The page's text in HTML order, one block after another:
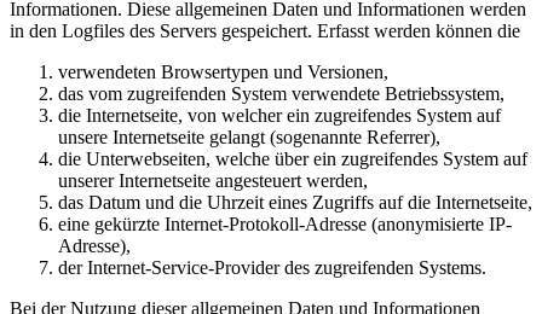
Informationen. Diese allgemeinen Daten und Informationen werden
in den Logfiles des Servers gespeichert. Erfasst werden können die
verwendeten Browsertypen und Versionen,
das vom zugreifenden System verwendete Betriebssystem,
die Internetseite, von welcher ein zugreifendes System auf
unsere Internetseite gelangt (sogenannte Referrer),
die Unterwebseiten, welche über ein zugreifendes System auf
unserer Internetseite angesteuert werden,
das Datum und die Uhrzeit eines Zugriffs auf die Internetseite,
eine gekürzte Internet-Protokoll-Adresse (anonymisierte IP-
Adresse),
der Internet-Service-Provider des zugreifenden Systems.
Bei der Nutzung dieser allgemeinen Daten und Informationen